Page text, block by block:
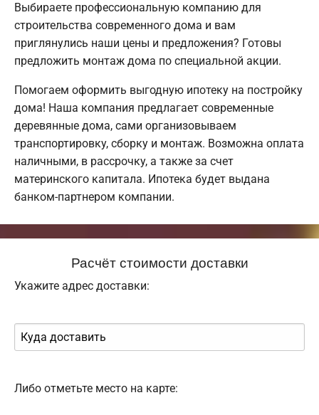
Выбираете профессиональную компанию для
строительства современного дома и вам
приглянулись наши цены и предложения? Готовы
предложить монтаж дома по специальной акции.
Помогаем оформить выгодную ипотеку на постройку
дома! Наша компания предлагает современные
деревянные дома, сами организовываем
транспортировку, сборку и монтаж. Возможна оплата
наличными, в рассрочку, а также за счет
материнского капитала. Ипотека будет выдана
банком-партнером компании.
Расчёт стоимости доставки
Укажите адрес доставки:
Либо отметьте место на карте: